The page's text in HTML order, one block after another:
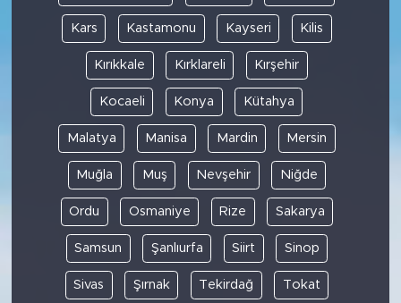
Kars Kastamonu Kayseri Kilis
Kırıkkale Kırklareli Kırşehir
Kocaeli Konya Kütahya
Malatya Manisa Mardin Mersin
Muğla Muş Nevşehir Niğde
Ordu Osmaniye Rize Sakarya
Samsun Şanlıurfa Siirt Sinop
Sivas Şırnak Tekirdağ Tokat